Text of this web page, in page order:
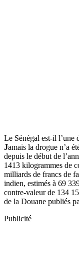
Le Sénégal est-il l’une
Jamais la drogue n’a
depuis le début de
1413 kilogrammes de
milliards de francs de
indien, estimés à 69
contre-valeur de 134
de la Douane publiés
Publicité